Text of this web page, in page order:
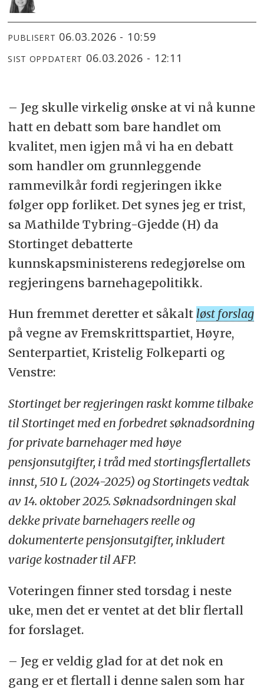
PUBLISERT 06.03.2026 - 10:59
SIST OPPDATERT 06.03.2026 - 12:11
– Jeg skulle virkelig ønske at vi nå kunne
hatt en debatt som bare handlet om
kvalitet, men igjen må vi ha en debatt
som handler om grunnleggende
rammevilkår fordi regjeringen ikke
følger opp forliket. Det synes jeg er trist,
sa Mathilde Tybring-Gjedde (H) da
Stortinget debatterte
kunnskapsministerens redegjørelse om
regjeringens barnehagepolitikk.
Hun fremmet deretter et såkalt løst forslag
på vegne av Fremskrittspartiet, Høyre,
Senterpartiet, Kristelig Folkeparti og
Venstre:
Stortinget ber regjeringen raskt komme tilbake
til Stortinget med en forbedret søknadsordning
for private barnehager med høye
pensjonsutgifter, i tråd med stortingsflertallets
innst, 510 L (2024-2025) og Stortingets vedtak
av 14. oktober 2025. Søknadsordningen skal
dekke private barnehagers reelle og
dokumenterte pensjonsutgifter, inkludert
varige kostnader til AFP.
Voteringen finner sted torsdag i neste
uke, men det er ventet at det blir flertall
for forslaget.
– Jeg er veldig glad for at det nok en
gang er et flertall i denne salen som har